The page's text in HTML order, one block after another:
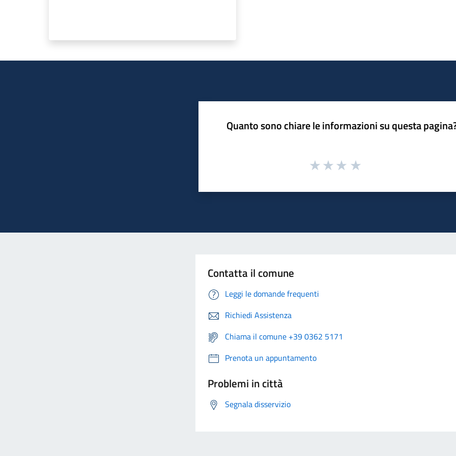
Quanto sono chiare le informazioni su questa
Contatta il comune
Leggi le domande frequenti
Richiedi Assistenza
Chiama il comune +39 0362 5171
Prenota un appuntamento
Problemi in città
Segnala disservizio